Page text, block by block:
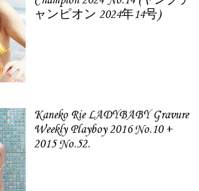
ャンピオン 2024年14号)
Kaneko Rie LADYBABY Gravure
Weekly Playboy 2016 No.10 +
2015 No.52.